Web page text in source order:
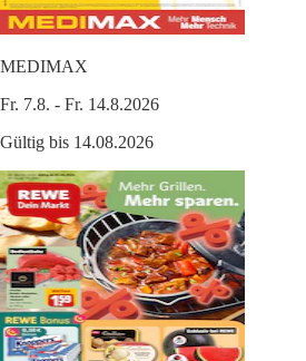
MEDIMAX
Fr. 7.8. - Fr. 14.8.2026
Gültig bis 14.08.2026